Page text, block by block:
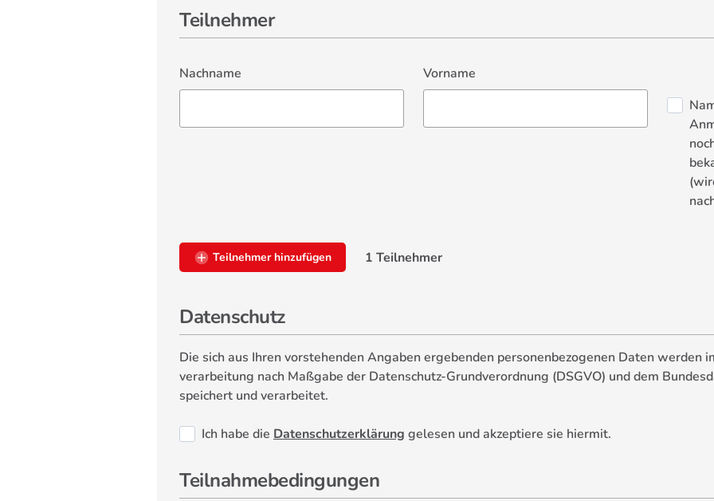
Teilnehmer
Nachname
Vorname
Teilnehmer hinzufügen 1 Teilnehmer
Datenschutz
Die sich aus Ihren vorstehenden Angaben ergebenden personen­bezogenen Daten werden
verarbeitung nach Maß­gabe der Daten­schutz-Grund­verordnung (DSGVO) und dem
speichert und verarbeitet.
Ich habe die Datenschutzerklärung gelesen und akzeptiere sie hiermit.
Teilnahmebedingungen